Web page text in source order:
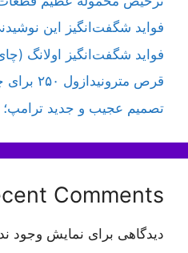
فواید شگفت‌انگیز این
فواید شگفت‌انگیز اولانگ
قرص مترونیدازول ۲۵۰ برای چیست؟
تصمیم عجیب و جدید ترامپ؛
Comments
دیدگاهی برای نمایش وجود